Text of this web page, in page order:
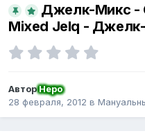
Джелк-Микс -
Mixed Jelq -
АвторНеро
28 февраля, 2012 в